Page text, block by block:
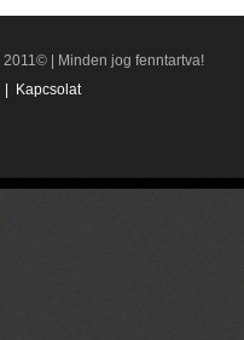
| 2011© | Minden jog fenntartva!
Kapcsolat